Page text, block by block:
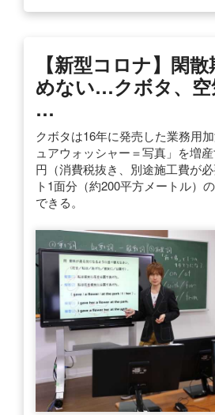
【新型コロナ】閑
めない…クボタ、空
…
クボタは16年に発売した業務用
ュアウォッシャー＝写真」を増
円（消費税抜き、別途施工費が
ト1面分（約200平方メートル）
できる。